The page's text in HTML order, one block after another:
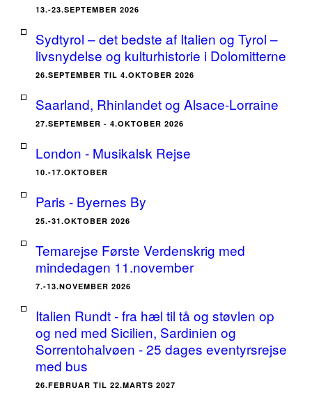
13.-23.SEPTEMBER 2026
Sydtyrol – det bedste af Italien og Tyrol –
livsnydelse og kulturhistorie i Dolomitterne
26.SEPTEMBER TIL 4.OKTOBER 2026
Saarland, Rhinlandet og Alsace-Lorraine
27.SEPTEMBER - 4.OKTOBER 2026
London - Musikalsk Rejse
10.-17.OKTOBER
Paris - Byernes By
25.-31.OKTOBER 2026
Temarejse Første Verdenskrig med
mindedagen 11.november
7.-13.NOVEMBER 2026
Italien Rundt - fra hæl til tå og støvlen op
og ned med Sicilien, Sardinien og
Sorrentohalvøen - 25 dages eventyrsrejse
med bus
26.FEBRUAR TIL 22.MARTS 2027